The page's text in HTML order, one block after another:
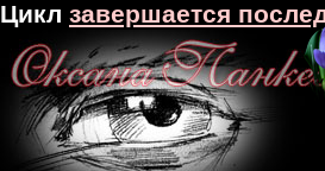
Цикл завершается